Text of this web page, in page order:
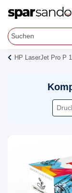
HP LaserJet Pro P